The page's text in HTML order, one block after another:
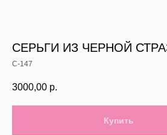
СЕРЬГИ ИЗ ЧЕРНОЙ
С-147
3000,00 р.
Купить